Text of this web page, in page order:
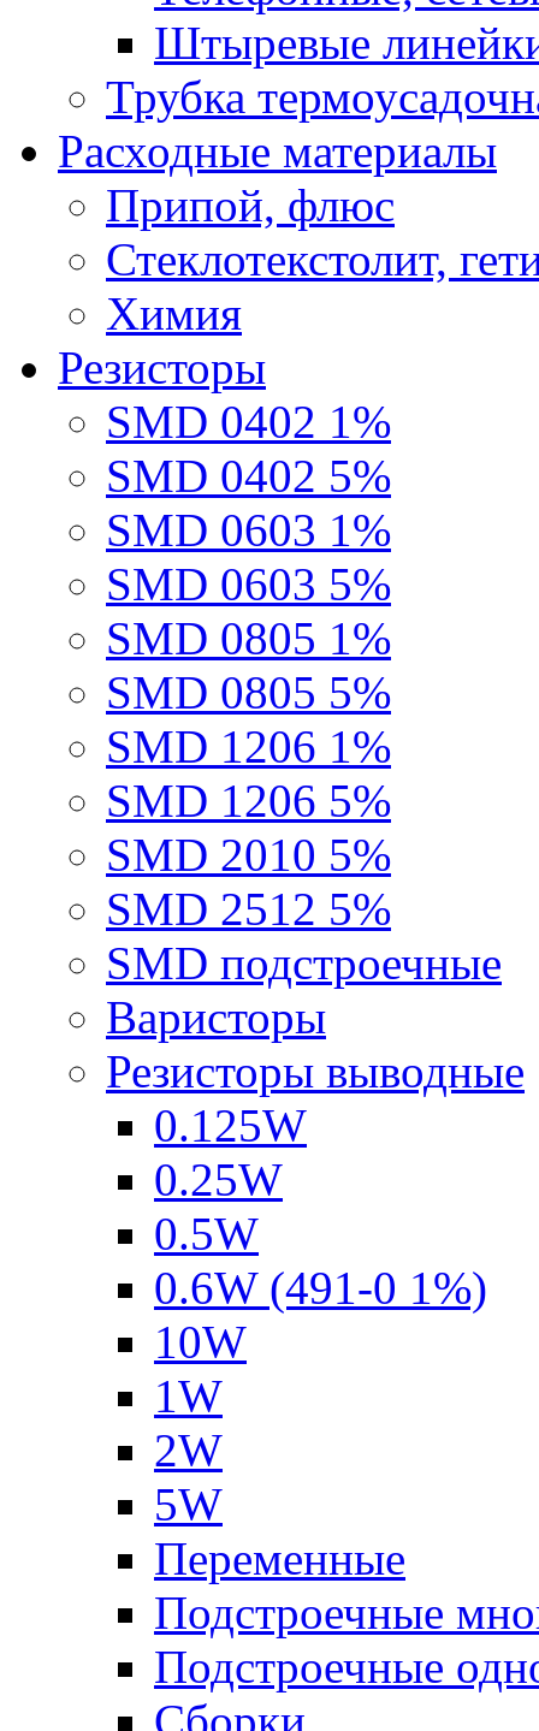
Штыревые
Трубка
Расходные материалы
Припой, флюс
Стеклотекстолит,
Химия
Резисторы
SMD 0402 1%
SMD 0402 5%
SMD 0603 1%
SMD 0603 5%
SMD 0805 1%
SMD 0805 5%
SMD 1206 1%
SMD 1206 5%
SMD 2010 5%
SMD 2512 5%
SMD подстроечные
Варисторы
Резисторы выводные
0.125W
0.25W
0.5W
0.6W (491-0 1%)
10W
1W
2W
5W
Переменные
Подстроечные
Подстроечные
Сборки